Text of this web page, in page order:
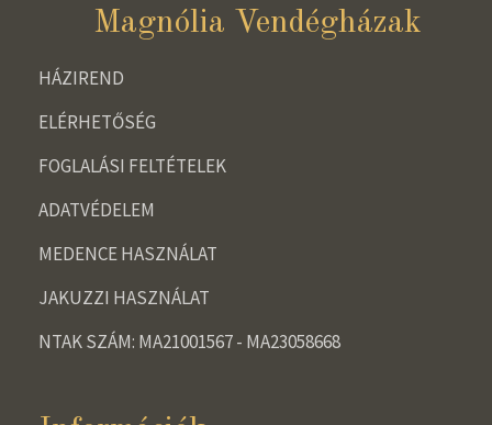
Magnólia Vendégházak
HÁZIREND
ELÉRHETŐSÉG
FOGLALÁSI FELTÉTELEK
ADATVÉDELEM
MEDENCE HASZNÁLAT
JAKUZZI HASZNÁLAT
NTAK SZÁM: MA21001567 - MA23058668